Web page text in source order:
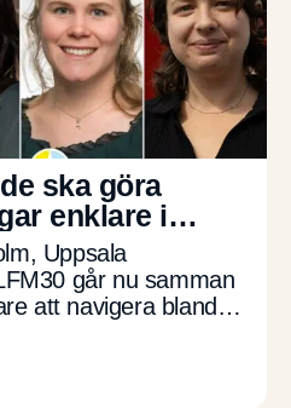
ska göra
enklare i
Uppsala
går nu samman
att navigera bland
tagit fram en